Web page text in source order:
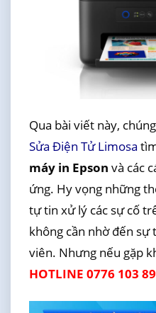
Qua bài viết này,
Sửa Điện Tử Limosa
máy in Epson và các
ứng. Hy vọng những
tự tin xử lý các sự cố
không cần nhờ đến sự
viên. Nhưng nếu gặp
HOTLINE 0776 103